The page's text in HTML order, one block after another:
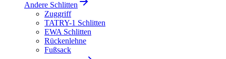
Andere Schlitten
Zuggriff
TATRY-1 Schlitten
EWA Schlitten
Rückenlehne
Fußsack